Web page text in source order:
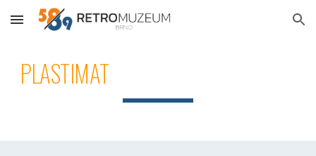
Skip to main content Skip to navigation
PLASTIMAT